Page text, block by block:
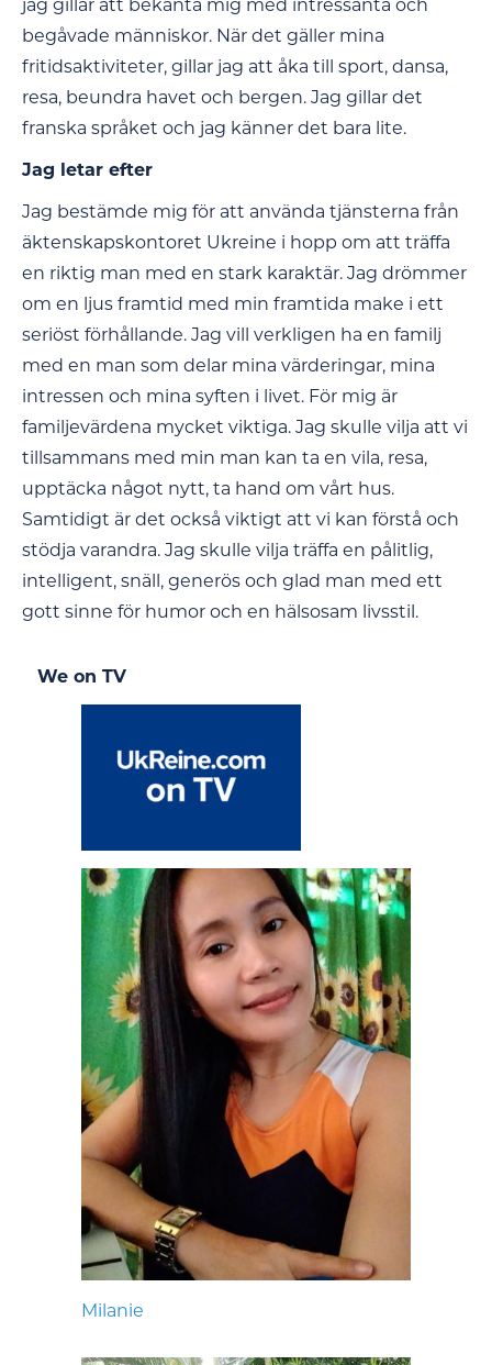
jag gillar att bekanta mig med intressanta och
begåvade människor. När det gäller mina
fritidsaktiviteter, gillar jag att åka till sport, dansa,
resa, beundra havet och bergen. Jag gillar det
franska språket och jag känner det bara lite.
Jag letar efter
Jag bestämde mig för att använda tjänsterna från
äktenskapskontoret Ukreine i hopp om att träffa
en riktig man med en stark karaktär. Jag drömmer
om en ljus framtid med min framtida make i ett
seriöst förhållande. Jag vill verkligen ha en familj
med en man som delar mina värderingar, mina
intressen och mina syften i livet. För mig är
familjevärdena mycket viktiga. Jag skulle vilja att vi
tillsammans med min man kan ta en vila, resa,
upptäcka något nytt, ta hand om vårt hus.
Samtidigt är det också viktigt att vi kan förstå och
stödja varandra. Jag skulle vilja träffa en pålitlig,
intelligent, snäll, generös och glad man med ett
gott sinne för humor och en hälsosam livsstil.
We on TV
Milanie